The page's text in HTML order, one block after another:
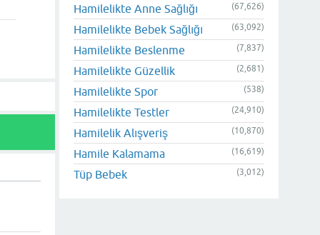
Hamilelikte Anne Sağlığı (67,626)
Hamilelikte Bebek Sağlığı (63,092)
Hamilelikte Beslenme (7,837)
Hamilelikte Güzellik (2,681)
Hamilelikte Spor (538)
Hamilelikte Testler (24,910)
Hamilelik Alışveriş (10,870)
Hamile Kalamama (16,619)
Tüp Bebek (3,012)